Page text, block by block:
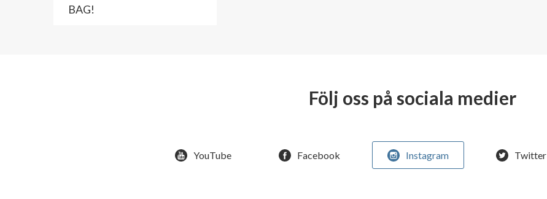
BAG!
Följ oss på sociala medier
YouTube Facebook Instagram Twitter